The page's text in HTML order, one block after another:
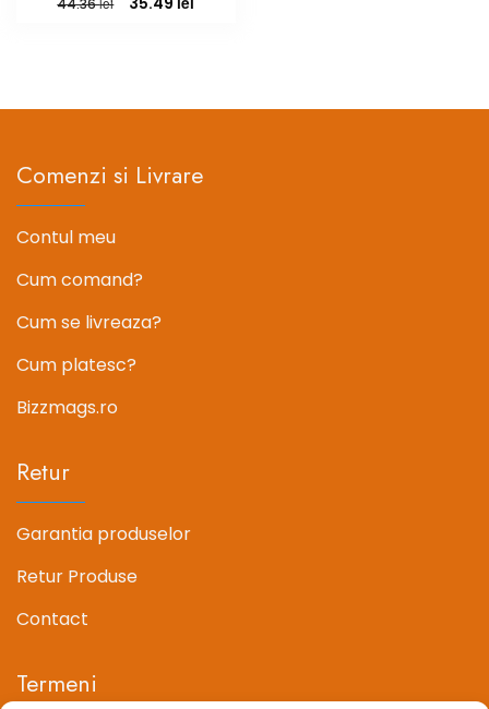
44.36
Comenzi si Livrare
Contul meu
Cum comand?
Cum se livreaza?
Cum platesc?
Bizzmags.ro
Retur
Garantia produselor
Retur Produse
Contact
Termeni